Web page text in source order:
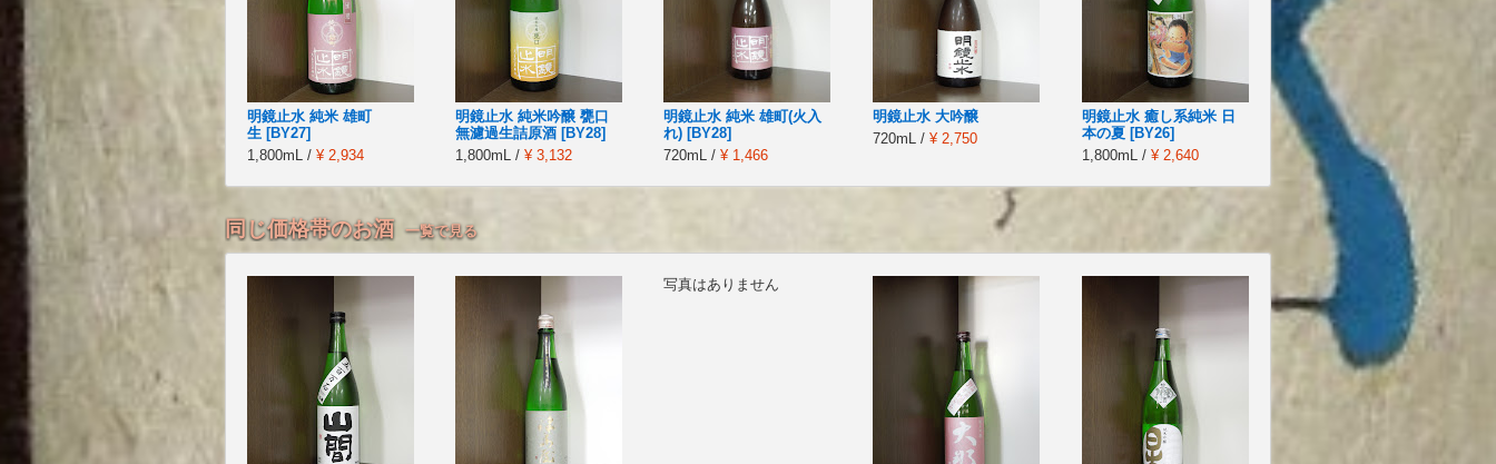
明鏡止水 純米 雄町
生 [BY27]
1,800mL / ¥ 2,934
明鏡止水 純米吟醸 甕口
無濾過生詰原酒 [BY28]
1,800mL / ¥ 3,132
明鏡止水 純米 雄町(火入
れ) [BY28]
720mL / ¥ 1,466
明鏡止水 大吟醸
720mL / ¥ 2,750
明鏡止水 癒し系純米 日
本の夏 [BY26]
1,800mL / ¥ 2,640
同じ価格帯のお酒 一覧で見る
写真はありません